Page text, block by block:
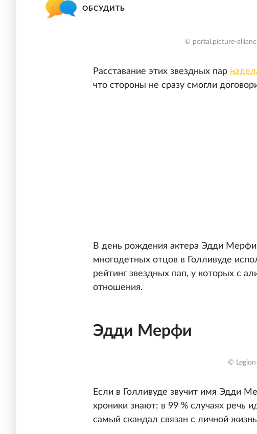
ОБСУДИТЬ
© portal.picture-
Расставание этих звездных пар
что стороны не сразу смогли
В день рождения актера Эдди
многодетных отцов в Голливуде
рейтинг звездных пап, у которых с
отношения.
Эдди Мерфи
©
Если в Голливуде звучит имя Эдди
хроники знают: в 99 % случаях речь
самый скандал связан с личной